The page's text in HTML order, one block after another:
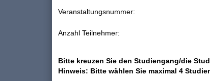
Veranstaltungsnummer:
Anzahl Teilnehmer:
Bitte kreuzen Sie den Studiengang/die
Hinweis: Bitte wählen Sie maximal 4